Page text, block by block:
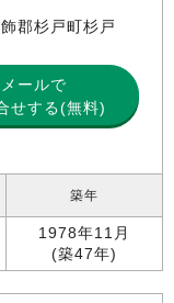
郡杉戸町杉戸
メールで
せする(無料)
築年
1978年11月
(築47年)